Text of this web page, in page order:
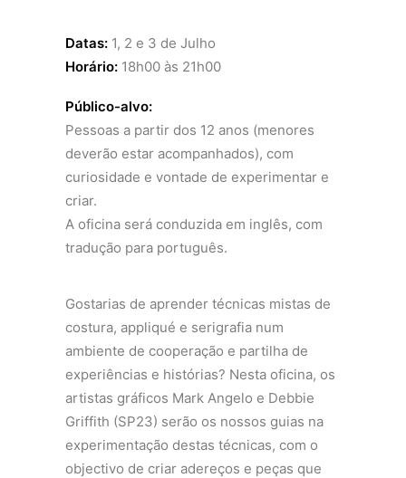
Datas: 1, 2 e 3 de Julho
Horário: 18h00 às 21h00
Público-alvo:
Pessoas a partir dos 12 anos (menores
deverão estar acompanhados), com
curiosidade e vontade de experimentar e
criar.
A oficina será conduzida em inglês, com
tradução para português.
Gostarias de aprender técnicas mistas de
costura, appliqué e serigrafia num
ambiente de cooperação e partilha de
experiências e histórias? Nesta oficina, os
artistas gráficos Mark Angelo e Debbie
Griffith (SP23) serão os nossos guias na
experimentação destas técnicas, com o
objectivo de criar adereços e peças que